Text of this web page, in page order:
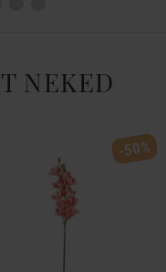
NEKED
-50%